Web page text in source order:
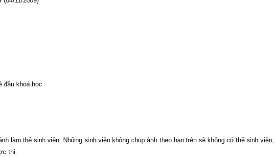
đầu khoá học
làm thẻ sinh viên. Những sinh viên không chụp ảnh theo hạn trên sẽ không có thẻ sinh viên,
thi.